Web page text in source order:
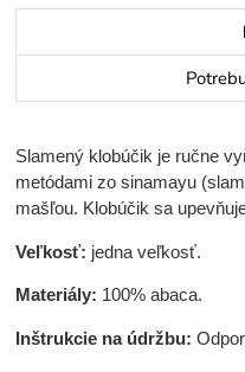
Slamený klobúčik je ručne
metódami zo sinamayu
mašľou. Klobúčik sa
Veľkosť: jedna veľkosť.
Materiály: 100% abaca.
Inštrukcie na údržbu: